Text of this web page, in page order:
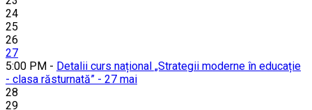
24
25
26
27
5:00 PM - Detalii curs național „Strategii moderne în educație
- clasa răsturnată” - 27 mai
28
29